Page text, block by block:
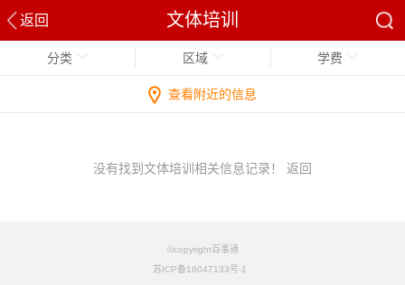
返回 文体培训
分类 区域 学费
查看附近的信息
没有找到文体培训相关信息记录！ 返回
©copyright百事通
苏ICP备16047133号-1